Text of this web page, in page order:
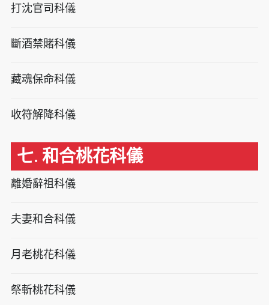
打沈官司科儀
斷酒禁賭科儀
藏魂保命科儀
收符解降科儀
七. 和合桃花科儀
離婚辭祖科儀
夫妻和合科儀
月老桃花科儀
祭斬桃花科儀